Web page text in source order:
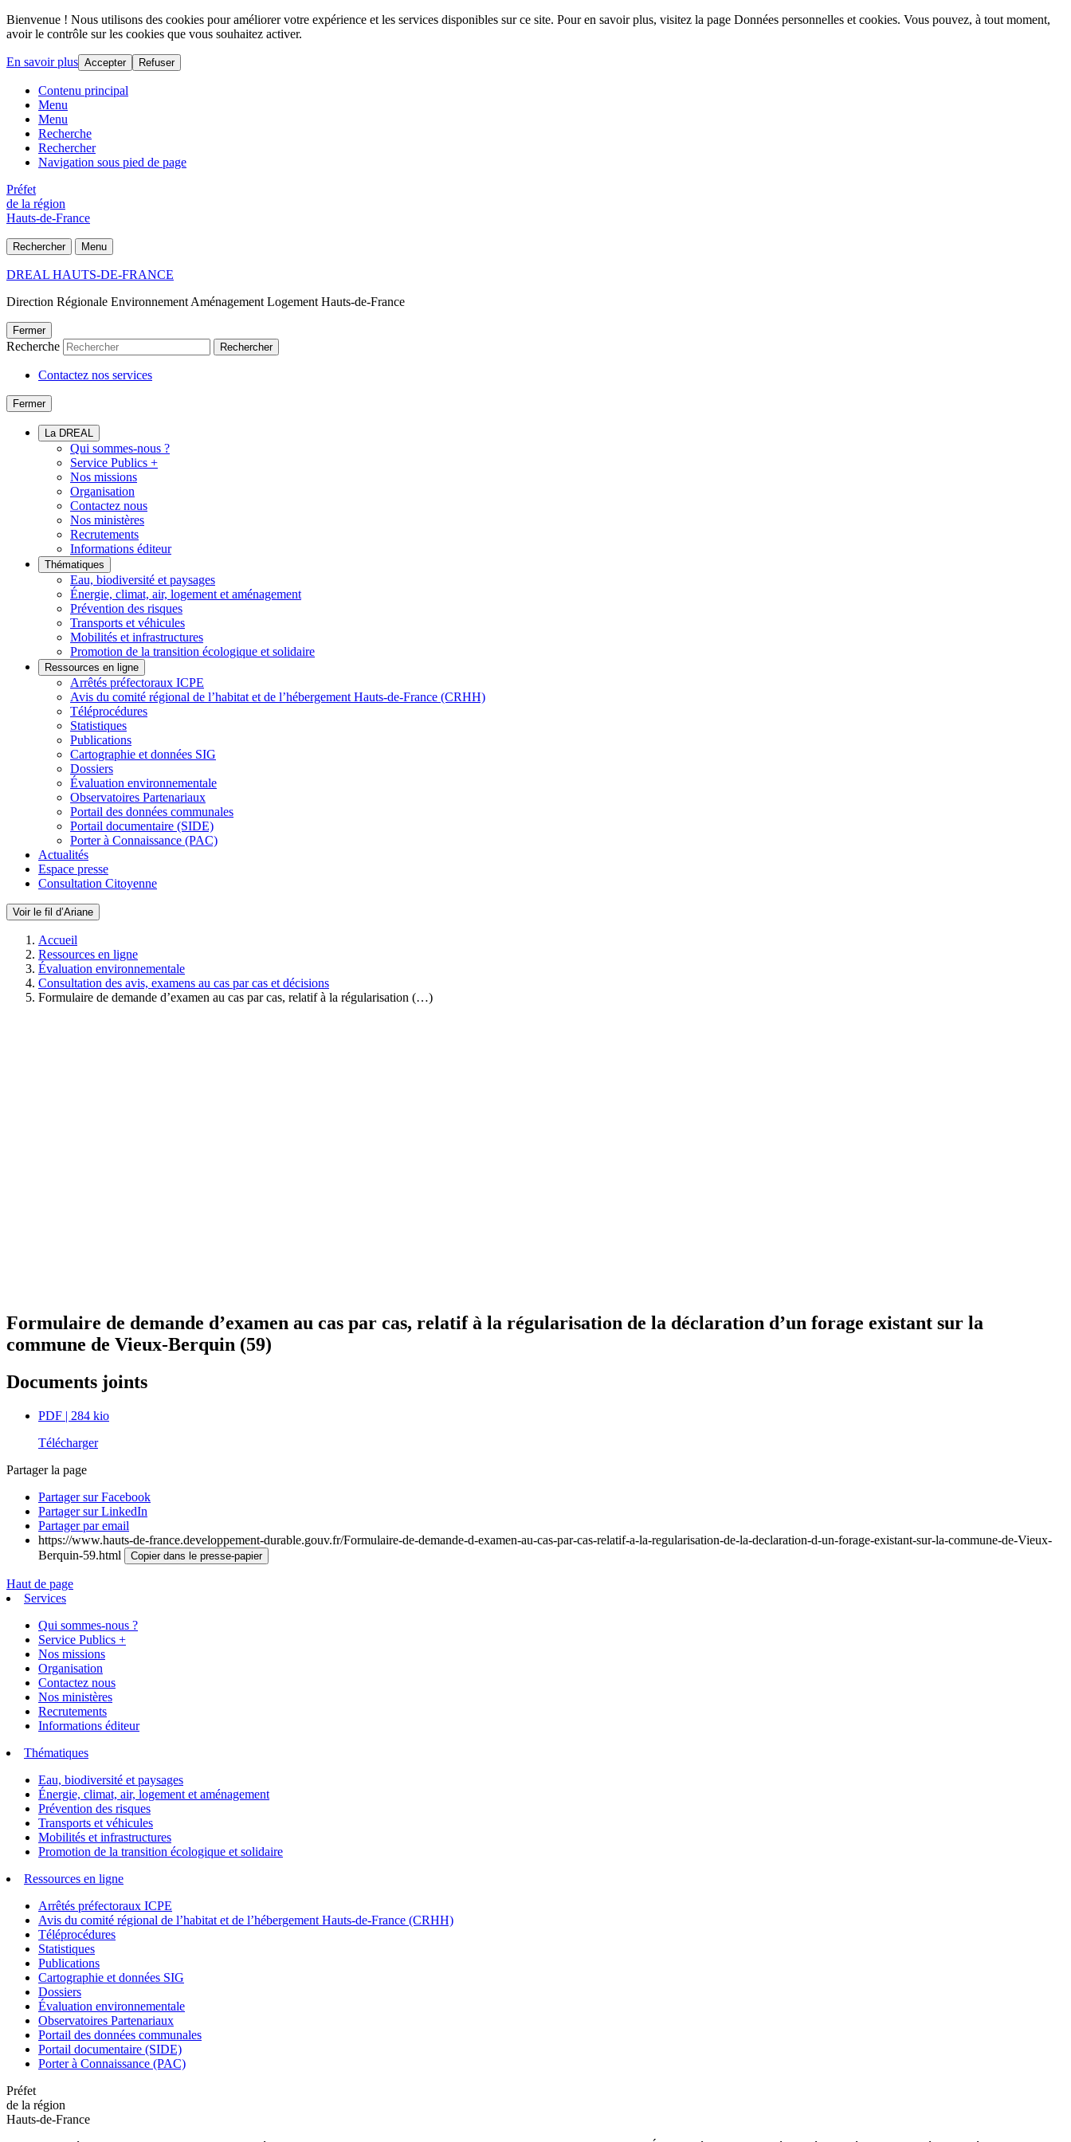
Bienvenue ! Nous utilisons des cookies pour améliorer votre expérience et les services disponibles sur ce site. Pour en savoir plus, visitez la page Données personnelles et cookies. Vous pouvez, à tout moment,
avoir le contrôle sur les cookies que vous souhaitez activer.
En savoir plus Accepter Refuser
Contenu principal
Menu
Menu
Recherche
Rechercher
Navigation sous pied de page
Préfet
de la région
Hauts-de-France
Rechercher Menu
DREAL HAUTS-DE-FRANCE
Direction Régionale Environnement Aménagement Logement Hauts-de-France
Fermer
Recherche Rechercher
Contactez nos services
Fermer
La DREAL
Qui sommes-nous ?
Service Publics +
Nos missions
Organisation
Contactez nous
Nos ministères
Recrutements
Informations éditeur
Thématiques
Eau, biodiversité et paysages
Énergie, climat, air, logement et aménagement
Prévention des risques
Transports et véhicules
Mobilités et infrastructures
Promotion de la transition écologique et solidaire
Ressources en ligne
Arrêtés préfectoraux ICPE
Avis du comité régional de l’habitat et de l’hébergement Hauts-de-France (CRHH)
Téléprocédures
Statistiques
Publications
Cartographie et données SIG
Dossiers
Évaluation environnementale
Observatoires Partenariaux
Portail des données communales
Portail documentaire (SIDE)
Porter à Connaissance (PAC)
Actualités
Espace presse
Consultation Citoyenne
Voir le fil d’Ariane
Accueil
Ressources en ligne
Évaluation environnementale
Consultation des avis, examens au cas par cas et décisions
Formulaire de demande d’examen au cas par cas, relatif à la régularisation (…)
Formulaire de demande d’examen au cas par cas, relatif à la régularisation de la déclaration d’un forage existant sur la
commune de Vieux-Berquin (59)
Documents joints
PDF | 284 kio
Télécharger
Partager la page
Partager sur Facebook
Partager sur LinkedIn
Partager par email
https://www.hauts-de-france.developpement-durable.gouv.fr/Formulaire-de-demande-d-examen-au-cas-par-cas-relatif-a-la-regularisation-de-la-declaration-d-un-forage-existant-sur-la-commune-de-Vieux-
Berquin-59.html
Copier dans le presse-papier
Haut de page
Services
Qui sommes-nous ?
Service Publics +
Nos missions
Organisation
Contactez nous
Nos ministères
Recrutements
Informations éditeur
Thématiques
Eau, biodiversité et paysages
Énergie, climat, air, logement et aménagement
Prévention des risques
Transports et véhicules
Mobilités et infrastructures
Promotion de la transition écologique et solidaire
Ressources en ligne
Arrêtés préfectoraux ICPE
Avis du comité régional de l’habitat et de l’hébergement Hauts-de-France (CRHH)
Téléprocédures
Statistiques
Publications
Cartographie et données SIG
Dossiers
Évaluation environnementale
Observatoires Partenariaux
Portail des données communales
Portail documentaire (SIDE)
Porter à Connaissance (PAC)
Préfet
de la région
Hauts-de-France